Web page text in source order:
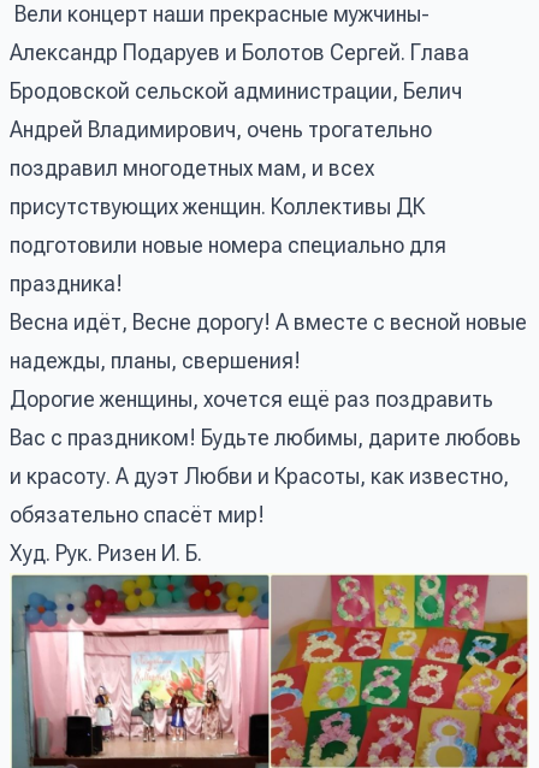
Вели концерт наши прекрасные мужчины-
Александр Подаруев и Болотов Сергей. Глава
Бродовской сельской администрации, Белич
Андрей Владимирович, очень трогательно
поздравил многодетных мам, и всех
присутствующих женщин. Коллективы ДК
подготовили новые номера специально для
праздника!
Весна идёт, Весне дорогу! А вместе с весной новые
надежды, планы, свершения!
Дорогие женщины, хочется ещё раз поздравить
Вас с праздником! Будьте любимы, дарите любовь
и красоту. А дуэт Любви и Красоты, как известно,
обязательно спасёт мир!
Худ. Рук. Ризен И. Б.